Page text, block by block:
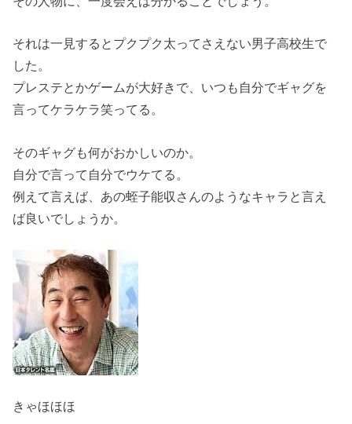
それは一見するとプクプク太ってさえない男子高校生で
した。
プレステとかゲームが大好きで、いつも自分でギャグを
言ってケラケラ笑ってる。
そのギャグも何がおかしいのか。
自分で言って自分でウケてる。
例えて言えば、あの蛭子能収さんのようなキャラと言え
ば良いでしょうか。
きゃほほほ